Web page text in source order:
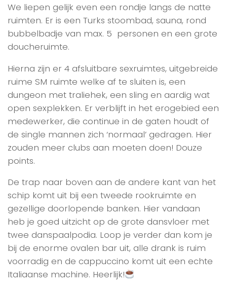
We liepen gelijk even een rondje langs de natte
ruimten. Er is een Turks stoombad, sauna, rond
bubbelbadje van max. 5 personen en een grote
doucheruimte.
Hierna zijn er 4 afsluitbare sexruimtes, uitgebreide
ruime SM ruimte welke af te sluiten is, een
dungeon met traliehek, een sling en aardig wat
open sexplekken. Er verblijft in het erogebied een
medewerker, die continue in de gaten houdt of
de single mannen zich ‘normaal’ gedragen. Hier
zouden meer clubs aan moeten doen! Douze
points.
De trap naar boven aan de andere kant van het
schip komt uit bij een tweede rookruimte en
gezellige doorlopende banken. Hier vandaan
heb je goed uitzicht op de grote dansvloer met
twee danspaalpodia. Loop je verder dan kom je
bij de enorme ovalen bar uit, alle drank is ruim
voorradig en de cappuccino komt uit een echte
Italiaanse machine. Heerlijk!